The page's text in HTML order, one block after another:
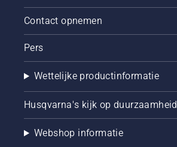
Contact opnemen
Pers
Wettelijke productinformatie
Husqvarna's kijk op duurzaamheid
Webshop informatie